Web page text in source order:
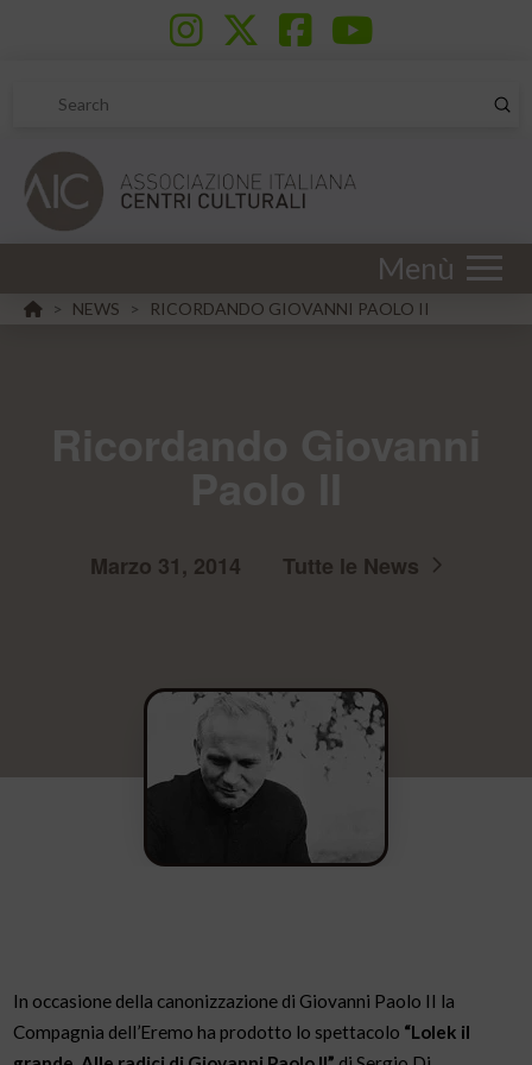
Search
Menù
HOME
> NEWS > RICORDANDO GIOVANNI PAOLO II
Marzo 31, 2014 Tutte le News
In occasione della canonizzazione di Giovanni Paolo II la
Compagnia dell’Eremo ha prodotto lo spettacolo “Lolek il